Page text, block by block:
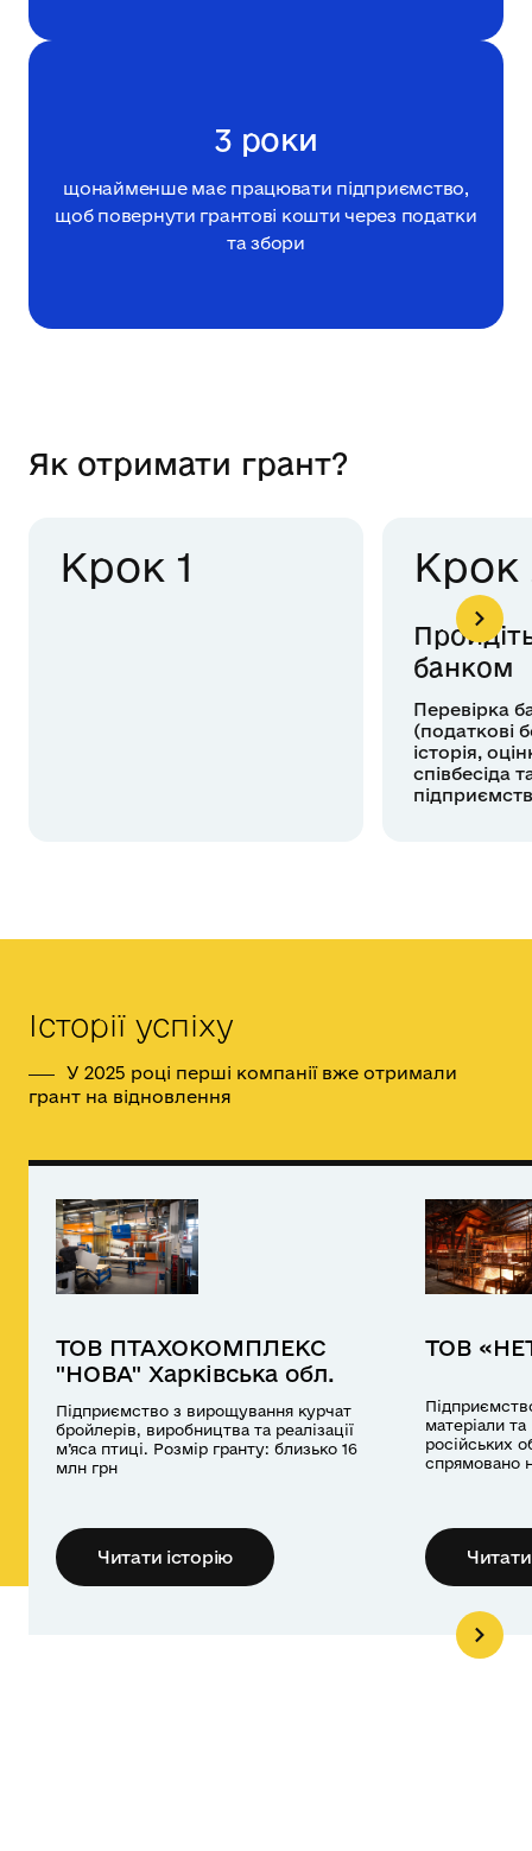
3 роки
щонайменше має працювати підприємство,
щоб повернути грантові кошти через податки
та збори
Як отримати грант?
Крок 1 Крок
банком
Перевірка
(податкові
історія,
співбесіда
Історії успіху
У 2025 році перші компанії вже отримали
грант на відновлення
ТОВ ПТАХОКОМПЛЕКС
"НОВА" Харківська обл.
Підприємство з вирощування курчат
бройлерів, виробництва та реалізації
м’яса птиці. Розмір гранту: близько 16
млн грн
Читати історію
ТОВ
матеріали
російських
спрямовано
Читати